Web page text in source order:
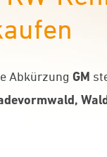
Abkürzung GM